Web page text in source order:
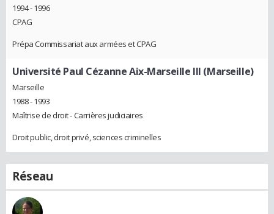
1994 - 1996
CPAG
Prépa Commissariat aux armées et CPAG
Université Paul Cézanne Aix-Marseille III (Marseille)
Marseille
1988 - 1993
Maîtrise de droit - Carrières judiciaires
Droit public, droit privé, sciences criminelles
Réseau